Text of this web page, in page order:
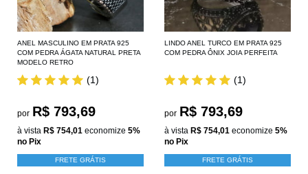
ANEL MASCULINO EM PRATA 925
COM PEDRA ÁGATA NATURAL PRETA
MODELO RETRO
(1)
por R$ 793,69
à vista R$ 754,01 economize 5%
no Pix
FRETE GRÁTIS
LINDO ANEL TURCO EM PRATA 925
COM PEDRA ÔNIX JOIA PERFEITA
(1)
por R$ 793,69
à vista R$ 754,01 economize 5%
no Pix
FRETE GRÁTIS